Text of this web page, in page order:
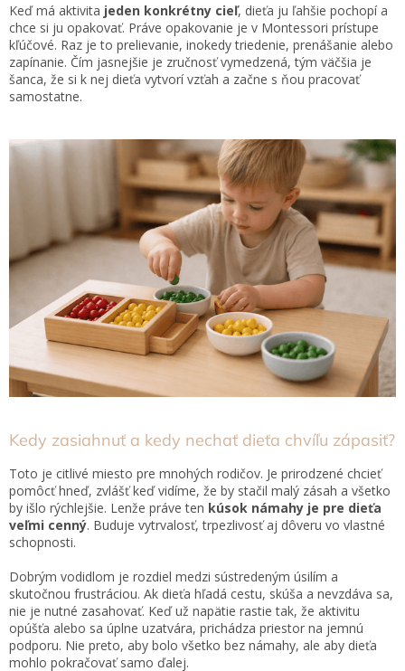
Keď má aktivita jeden konkrétny cieľ, dieťa ju ľahšie pochopí a
chce si ju opakovať. Práve opakovanie je v Montessori prístupe
kľúčové. Raz je to prelievanie, inokedy triedenie, prenášanie alebo
zapínanie. Čím jasnejšie je zručnosť vymedzená, tým väčšia je
šanca, že si k nej dieťa vytvorí vzťah a začne s ňou pracovať
samostatne.
Kedy zasiahnuť a kedy nechať dieťa chvíľu zápasiť?
Toto je citlivé miesto pre mnohých rodičov. Je prirodzené chcieť
pomôcť hneď, zvlášť keď vidíme, že by stačil malý zásah a všetko
by išlo rýchlejšie. Lenže práve ten kúsok námahy je pre dieťa
veľmi cenný. Buduje vytrvalosť, trpezlivosť aj dôveru vo vlastné
schopnosti.
Dobrým vodidlom je rozdiel medzi sústredeným úsilím a
skutočnou frustráciou. Ak dieťa hľadá cestu, skúša a nevzdáva sa,
nie je nutné zasahovať. Keď už napätie rastie tak, že aktivitu
opúšťa alebo sa úplne uzatvára, prichádza priestor na jemnú
podporu. Nie preto, aby bolo všetko bez námahy, ale aby dieťa
mohlo pokračovať samo ďalej.